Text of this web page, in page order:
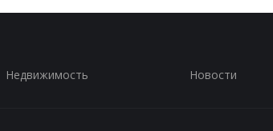
Недвижимость Новости